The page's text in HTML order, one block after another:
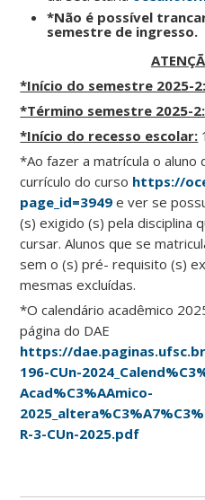
*Não é possível
semestre de ingresso.
*Início do semestre 2025-2:
*Término semestre 2025-2:
*Início do recesso escolar:
*Ao fazer a matrícula o aluno
currículo do curso https://
page_id=3949 e ver se
(s) exigido (s) pela disciplina
cursar. Alunos que se
sem o (s) pré- requisito (s)
mesmas excluídas.
*O calendário acadêmico
página do DAE
https://
196-CUn-
Acad%C3%AAmico-
R-3-CUn-2025.pdf